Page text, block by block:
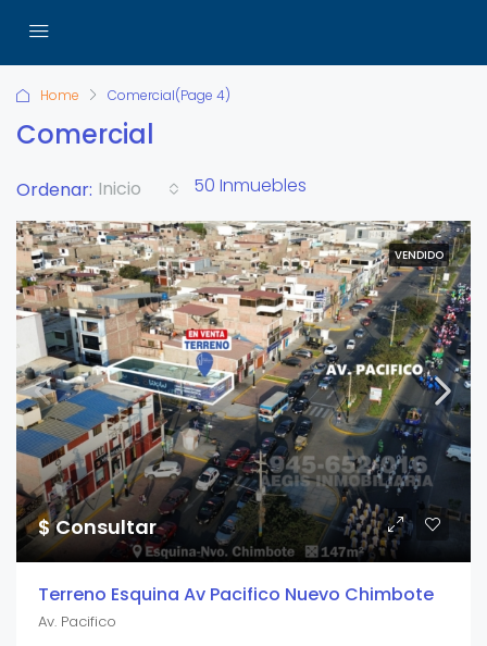
Home Comercial(Page 4)
Comercial
50 Inmuebles
Ordenar: Inicio
VENDIDO
$ Consultar
Terreno Esquina Av Pacifico Nuevo Chimbote
Av. Pacifico